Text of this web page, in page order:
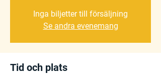
Inga biljetter till försäljning
Se andra evenemang
Tid och plats